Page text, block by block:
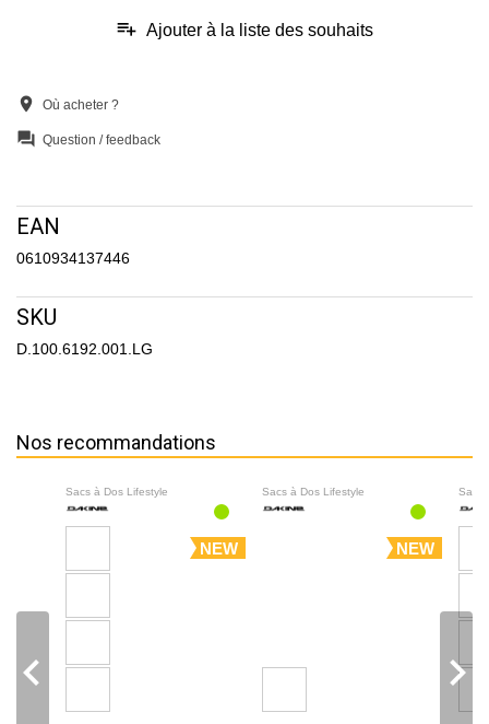
playlist_add Ajouter à la liste des souhaits
location_on Où acheter ?
question_answer Question / feedback
EAN
0610934137446
SKU
D.100.6192.001.LG
Nos recommandations
Sacs à Dos Lifestyle
NEW
Sacs à Dos Lifestyle
NEW
Sacs
navigate_before navigate_next